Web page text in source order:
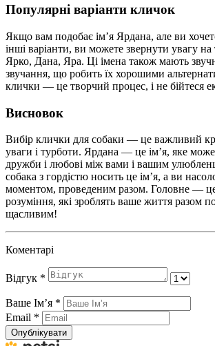
Популярні варіанти кличок
Якщо вам подобає ім’я Ярдана, але ви
інші варіанти, ви можете звернути увагу на
Ярко, Дана, Яра. Ці імена також мають
звучання, що робить їх хорошими
клички — це творчий процес, і не бійтеся
Висновок
Вибір клички для собаки — це важливий
уваги і турботи. Ярдана — це ім’я, яке
дружби і любові між вами і вашим
собака з гордістю носить це ім’я, а ви
моментом, проведеним разом. Головне — це
розуміння, які зроблять ваше життя разом
щасливим!
Коментарі
Відгук *
Ваше Імʼя *
Email *
Опублікувати